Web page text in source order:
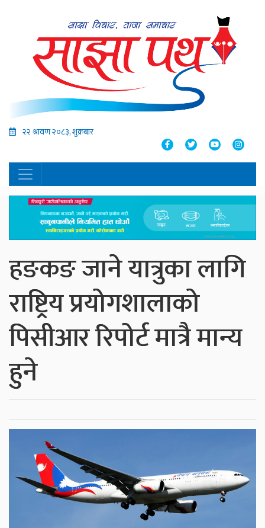
२२ श्रावण २०८३, शुक्रबार
हङकङ जाने यात्रुका लागि
राष्ट्रिय प्रयोगशालाको
पिसीआर रिपोर्ट मात्रै मान्य
हुने